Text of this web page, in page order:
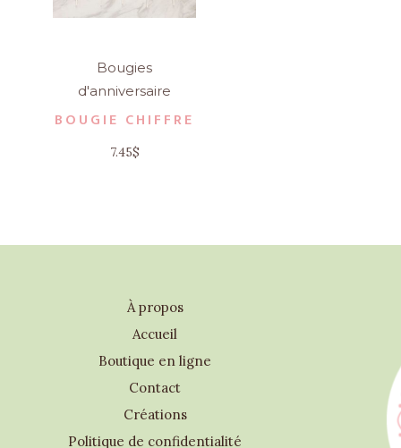
Bougies
d'anniversaire
BOUGIE CHIFFRE
7.45$
À propos
Accueil
Boutique en ligne
Contact
Créations
Politique de confidentialité